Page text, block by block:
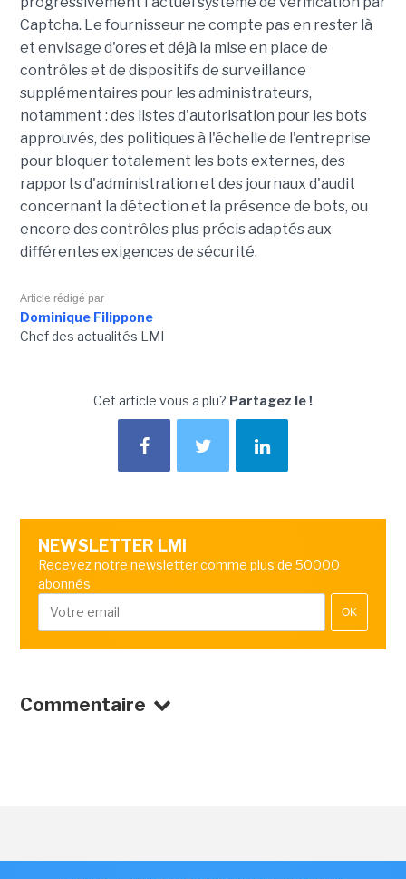
Captcha. Le fournisseur ne compte pas en rester là
et envisage d'ores et déjà la mise en place de
contrôles et de dispositifs de surveillance
supplémentaires pour les administrateurs,
notamment : des listes d'autorisation pour les bots
approuvés, des politiques à l'échelle de l'entreprise
pour bloquer totalement les bots externes, des
rapports d'administration et des journaux d'audit
concernant la détection et la présence de bots, ou
encore des contrôles plus précis adaptés aux
différentes exigences de sécurité.
Article rédigé par
Dominique Filippone
Chef des actualités LMI
Cet article vous a plu? Partagez le !
NEWSLETTER LMI
Recevez notre newsletter comme plus de 50000
abonnés
OK
Commentaire